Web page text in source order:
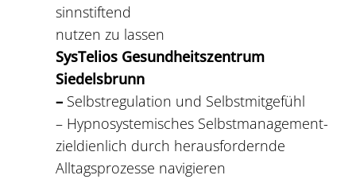
sinnstiftend
nutzen zu lassen
SysTelios Gesundheitszentrum
Siedelsbrunn
– Selbstregulation und Selbstmitgefühl
– Hypnosystemisches Selbstmanagement-
zieldienlich durch herausfordernde
Alltagsprozesse navigieren